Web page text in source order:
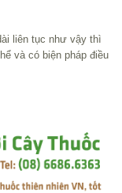
liên tục như vậy thì
và có biện pháp điều